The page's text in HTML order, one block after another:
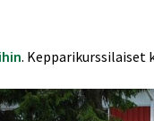
. Kepparikurssilaiset